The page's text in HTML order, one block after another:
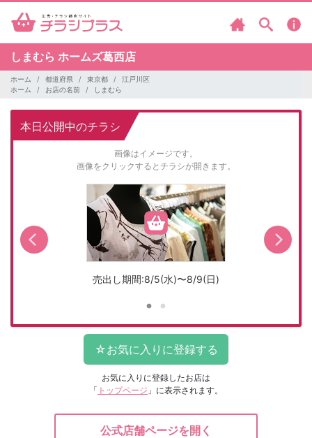
しまむら ホームズ葛西店
ホーム 都道府県 東京都
江戸川区
ホーム
お店の名前 しまむら
本日公開中のチラシ
画像はイメージです。
画像をクリックするとチラシが開きます。
売出し期間:8/5(水)〜8/9(日)
お気に入りに登録したお店は
「 トップページ 」に表示されます。
公式店舗ページを開く